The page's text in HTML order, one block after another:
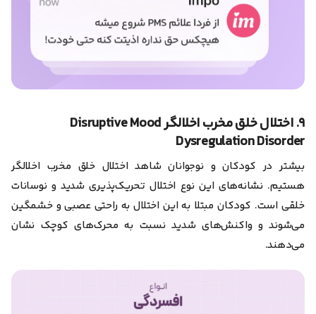
۹. اختلال خلق مخرب اخلالگر Disruptive Mood
Dysregulation Disorder
بیشتر در کودکان و نوجوانان شاهد اختلال خلق مخرب اخلالگر
هستیم. نشانه‌های این نوع اختلال تحریک‌پذیری شدید و نوسانات
خلقی است. کودکان مبتلا به این اختلال به راحتی عصبی و خشمگین
می‌شوند و واکنش‌های شدید نسبت به محرک‌های کوچک نشان
می‌دهند.